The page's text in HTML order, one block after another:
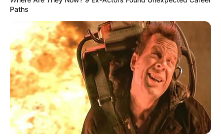
ดวง งาน เงิน โชคลาภ ความรัก โดย อ.ช้าง ทศพร
ดูดวง|
28 ธ.ค. 2017
แบ่งปัน
ความก้าวหน้าในชีวิตของเรานั้น มีกำลังใจเป็นแรงผลักดัน
ทั้งจาก ครอบครัว ,คนรัก เพื่อนฝูง ซึ่งโหราศาสตร์ก็เป็น
หนึ่งในนั้น เช่น การเลือก สีรถ สีเสื้อ ฤกษ์บวช ฤกษ์
Paths